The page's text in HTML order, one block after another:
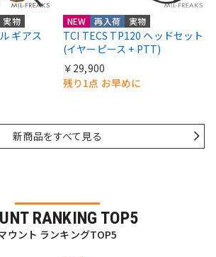
実物
ギアス
NEW 再入荷 実物
TCI TECS TP120 ヘッドセット
(イヤーピース + PTT)
￥29,900
残り1点 お早めに
新商品をすべて見る
RANKING TOP5
ウント ランキングTOP5